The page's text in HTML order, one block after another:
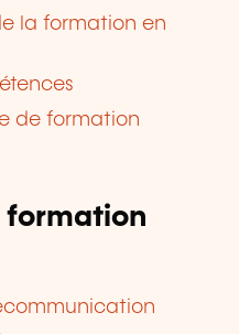
la formation en
de formation
formation